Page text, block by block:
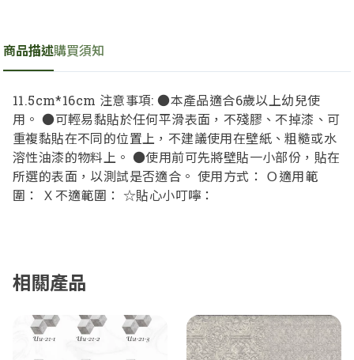
$60
- +
商品描述購買須知
11.5cm*16cm 注意事項: ●本產品適合6歲以上幼兒使
用。 ●可輕易黏貼於任何平滑表面，不殘膠、不掉漆、可
重複黏貼在不同的位置上，不建議使用在壁紙、粗糙或水
溶性油漆的物料上。 ●使用前可先將壁貼一小部份，貼在
所選的表面，以測試是否適合。 使用方式： Ｏ適用範
圍： Ｘ不適範圍： ☆貼心小叮嚀：
相關產品